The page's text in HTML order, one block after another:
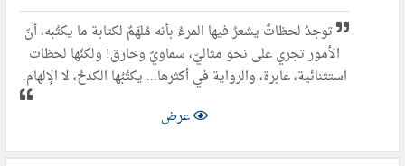
توجدُ لحظاتٌ يشعرُ فيها المرءُ بأنه مُلهَمٌ لكتابة ما يكتُبه، أنّ
الأمور تجري على نحو مثاليّ، سماويٌ وخارق! ولكنّها لحظات
استثنائية، عابرة، والرواية في أكثرها... يكتُبُها الكدحُ، لا الإلهام.
عرض